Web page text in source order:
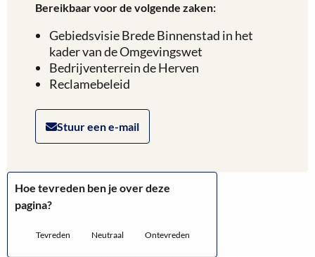
Bereikbaar voor de volgende zaken:
Gebiedsvisie Brede Binnenstad in het
kader van de Omgevingswet
Bedrijventerrein de Herven
Reclamebeleid
Stuur een e-mail
Hoe tevreden ben je over deze
pagina?
Tevreden Neutraal Ontevreden